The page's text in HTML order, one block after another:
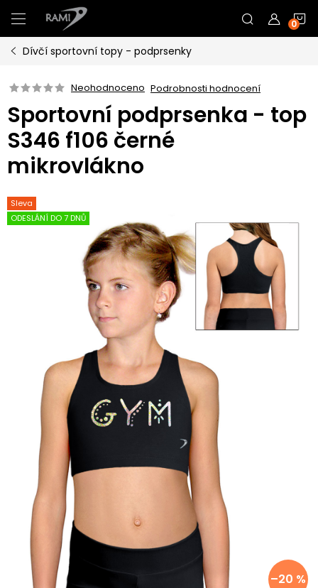
na
obsah
Dívčí sportovní topy - podprsenky
Neohodnoceno Podrobnosti hodnocení
Sportovní podprsenka - top
S346 f106 černé
mikrovlákno
Sleva
ODESLÁNÍ DO 7 DNŮ
–20 %